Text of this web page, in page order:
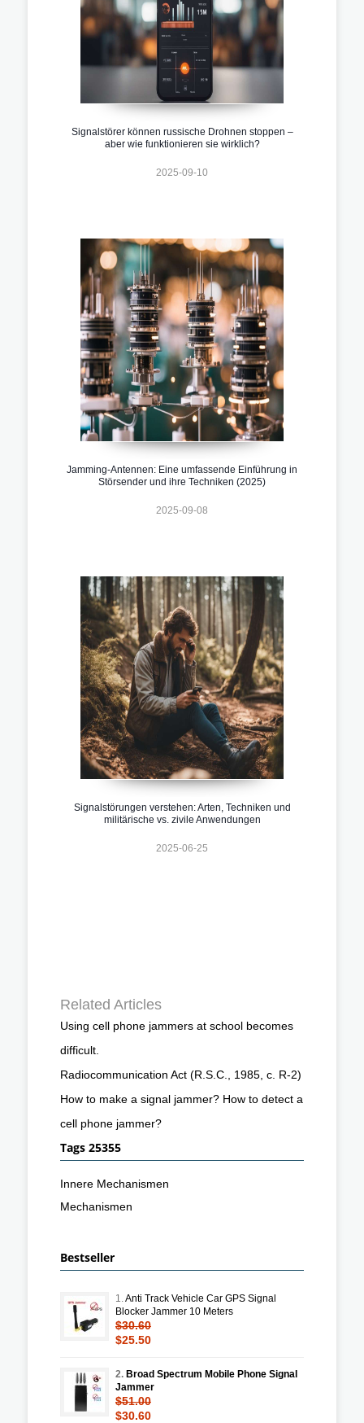
Signalstörer können russische Drohnen stoppen –
aber wie funktionieren sie wirklich?
2025-09-10
Jamming-Antennen: Eine umfassende Einführung in
Störsender und ihre Techniken (2025)
2025-09-08
Signalstörungen verstehen: Arten, Techniken und
militärische vs. zivile Anwendungen
2025-06-25
Related Articles
Using cell phone jammers at school becomes
difficult.
Radiocommunication Act (R.S.C., 1985, c. R-2)
How to make a signal jammer? How to detect a
cell phone jammer?
Tags 25355
Innere Mechanismen
Mechanismen
Bestseller
1.Anti Track Vehicle Car GPS Signal
Blocker Jammer 10 Meters
$30.60
$25.50
2. Broad Spectrum Mobile Phone Signal
Jammer
$51.00
$30.60